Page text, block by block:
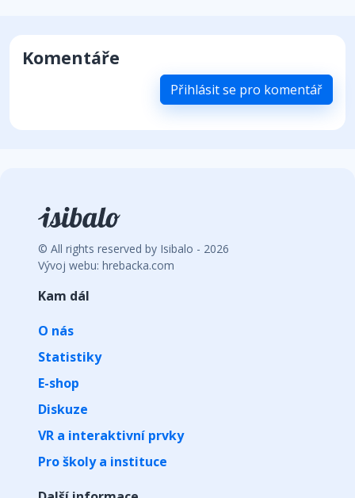
Komentáře
Přihlásit se pro komentář
© All rights reserved by Isibalo - 2026
Vývoj webu: hrebacka.com
Kam dál
O nás
Statistiky
E-shop
Diskuze
VR a interaktivní prvky
Pro školy a instituce